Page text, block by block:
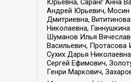
Юрьевна, Саранг Анна
Андрей Юрьевич, Мосин
Дмитриевна,
Николаевна,
Шуманов Илья
Васильевич,
Сухих Дарья
Сергей Ефимович,
Генри Маркович,